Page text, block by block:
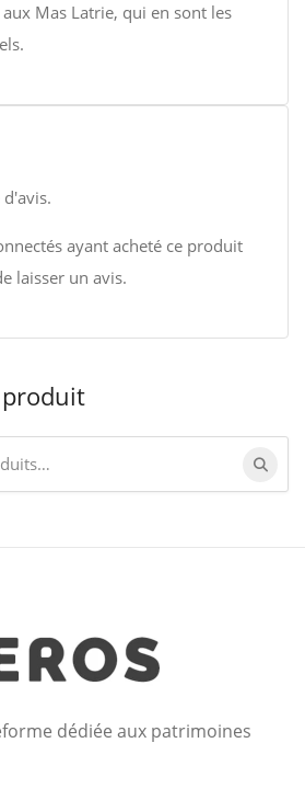
Mas Latrie, qui en sont les
ayant acheté ce produit
laisser un avis.
produit
dédiée aux patrimoines